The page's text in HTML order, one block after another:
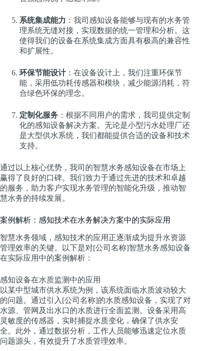
系统集成能力 ：我司感知设备能够与现有的水务管
理系统无缝对接，实现数据的统一管理和分析。这
使得我们的设备在系统集成方面具有极高的兼容性
和扩展性。
环保节能设计：在设备设计上，我们注重环保节
能，采用低功耗传感器和模块，减少能源消耗，符
合绿色环保的理念。
定制化服务 ：根据不同用户的需求，我司提供定制
化的感知设备解决方案。无论是小型污水处理厂还
是大型供水系统，我们都能提供合适的设备和技术
支持。
通过以上核心优势，我司的智慧水务感知设备在市场上
赢得了良好的口碑。我们致力于通过先进的技术和卓越
的服务，助力客户实现水务管理的智能化升级，推动智
慧水务的持续发展。
案例解析：感知技术在水务解决方案中的实际应用
智慧水务领域，感知技术的应用正逐渐成为提升水资源
管理效率的关键。以下是对[公司名称]智慧水务感知设备
在实际应用中的案例解析：
感知设备在水质监测中的应用
以某中型城市供水系统为例，该系统面临水质波动较大
的问题。通过引入[公司名称]的水质感知设备，实现了对
水源、管网及出水口的水质进行全面监测。设备采用高
灵敏度的传感器，实时捕捉水质变化，确保了供水安
全。此外，通过数据分析，工作人员能够迅速定位水质
问题源头，有效提升了水质管理效率。